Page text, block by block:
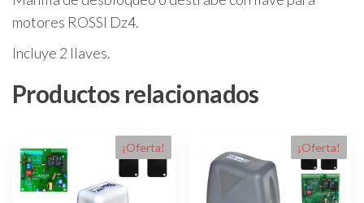
Dz
motores ROSSI Dz4.
Incluye 2 llaves.
Productos relacionados
¡Oferta! ¡Oferta!